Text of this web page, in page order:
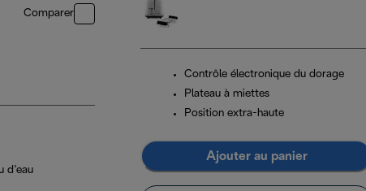
Comparer
d’eau
Contrôle électronique du dorage
Plateau à miettes
Position extra-haute
Ajouter au panier